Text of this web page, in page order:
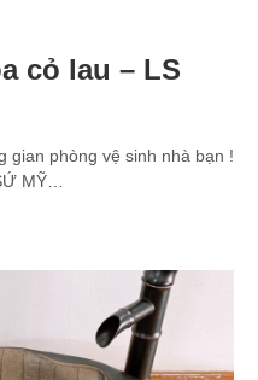
cỏ lau – LS
gian phòng vệ sinh nhà bạn !
MỸ…